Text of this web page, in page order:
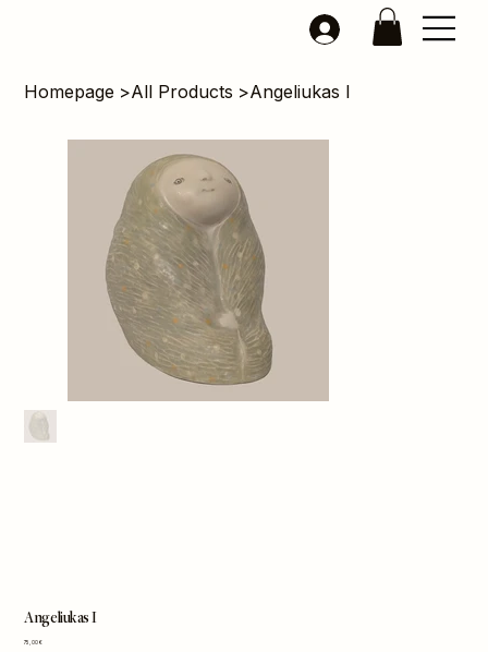
Homepage >All Products >Angeliukas I
Angeliukas I
Kaina
75,00 €